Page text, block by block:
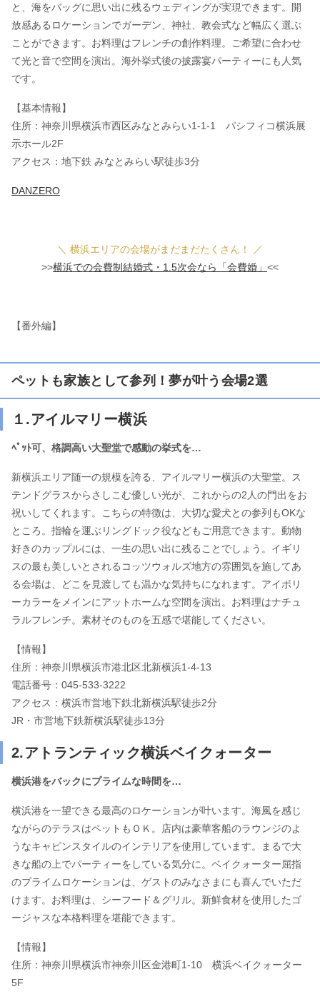
と、海をバッグに思い出に残るウェディングが実現できます。開
放感あるロケーションでガーデン、神社、教会式など幅広く選ぶ
ことができます。お料理はフレンチの創作料理。ご希望に合わせ
て光と音で空間を演出。海外挙式後の披露宴パーティーにも人気
です。
【基本情報】
住所：神奈川県横浜市西区みなとみらい1-1-1 パシフィコ横浜展
示ホール2F
アクセス：地下鉄 みなとみらい駅徒歩3分
DANZERO
＼ 横浜エリアの会場がまだまだたくさん！ ／
>>横浜での会費制結婚式・1.5次会なら「会費婚」 <<
【番外編】
ペットも家族として参列！夢が叶う会場2選
１.アイルマリー横浜
ﾍﾟｯﾄ可、格調高い大聖堂で感動の挙式を…
新横浜エリア随一の規模を誇る、アイルマリー横浜の大聖堂。ス
テンドグラスからさしこむ優しい光が、これからの2人の門出をお
祝いしてくれます。こちらの特徴は、大切な愛犬との参列もOKな
ところ。指輪を運ぶリングドック役などもご用意できます。動物
好きのカップルには、一生の思い出に残ることでしょう。イギリ
スの最も美しいとされるコッツウォルズ地方の雰囲気を施してあ
る会場は、どこを見渡しても温かな気持ちになれます。アイボリ
ーカラーをメインにアットホームな空間を演出。お料理はナチュ
ラルフレンチ。素材そのものを五感で堪能してください。
【情報】
住所：神奈川県横浜市港北区北新横浜1-4-13
電話番号：045-533-3222
アクセス：横浜市営地下鉄北新横浜駅徒歩2分
JR・市営地下鉄新横浜駅徒歩13分
2.アトランティック横浜ベイクォーター
横浜港をバックにプライムな時間を…
横浜港を一望できる最高のロケーションが叶います。海風を感じ
ながらのテラスはペットもＯＫ。店内は豪華客船のラウンジのよ
うなキャビンスタイルのインテリアを使用しています。まるで大
きな船の上でパーティーをしている気分に。ベイクォーター屈指
のプライムロケーションは、ゲストのみなさまにも喜んでいただ
けます。お料理は、シーフード＆グリル。新鮮食材を使用したゴ
ージャスな本格料理を堪能できます。
【情報】
住所：神奈川県横浜市神奈川区金港町1-10 横浜ベイクォーター
5F